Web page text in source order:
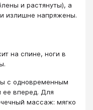
и растянуты), а
излишне напряжены.
на спине, ноги в
с одновременным
ее вперед. Для
массаж: мягко